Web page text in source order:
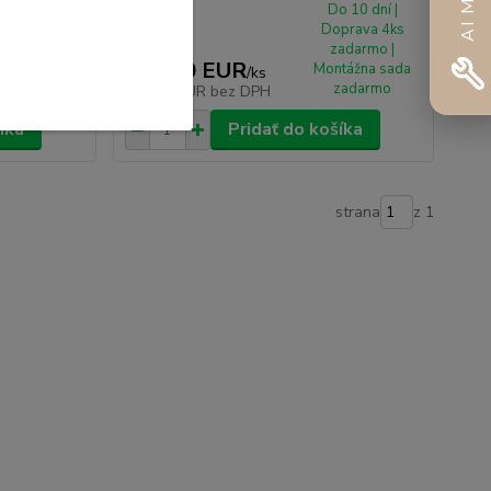
150,00 EUR/ks
121,95 EUR bez DPH
Do 10 dní |
Doprava 4ks
zadarmo |
Montážna sada
zadarmo
Pridať do košíka
strana z 1